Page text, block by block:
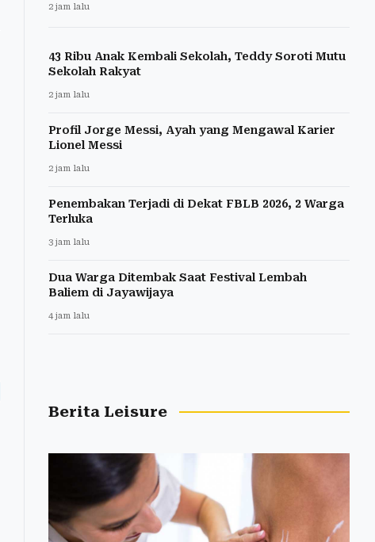
2 jam lalu
43 Ribu Anak Kembali Sekolah, Teddy Soroti Mutu
Sekolah Rakyat
2 jam lalu
Profil Jorge Messi, Ayah yang Mengawal Karier
Lionel Messi
2 jam lalu
Penembakan Terjadi di Dekat FBLB 2026, 2 Warga
Terluka
3 jam lalu
Dua Warga Ditembak Saat Festival Lembah
Baliem di Jayawijaya
4 jam lalu
Berita Leisure